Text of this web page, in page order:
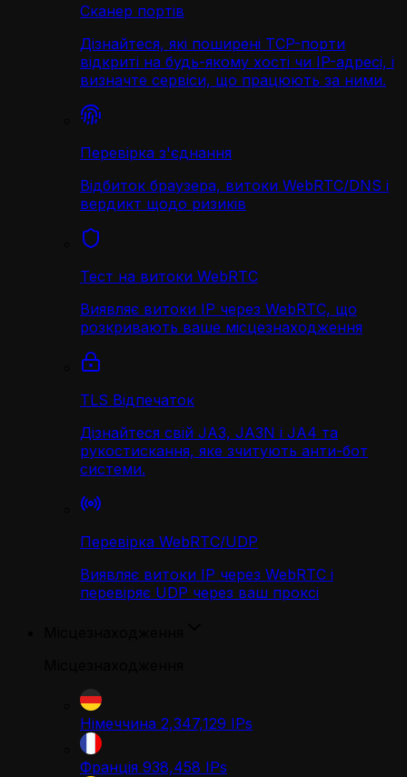
Сканер портів
Дізнайтеся, які поширені TCP-порти
відкриті на будь-якому хості чи IP-адресі, і
визначте сервіси, що працюють за ними.
Перевірка з'єднання
Відбиток браузера, витоки WebRTC/DNS і
вердикт щодо ризиків
Тест на витоки WebRTC
Виявляє витоки IP через WebRTC, що
розкривають ваше місцезнаходження
TLS Відпечаток
Дізнайтеся свій JA3, JA3N і JA4 та
рукостискання, яке зчитують анти-бот
системи.
Перевірка WebRTC/UDP
Виявляє витоки IP через WebRTC і
перевіряє UDP через ваш проксі
Німеччина 2,347,129 IPs
Франція 938,458 IPs